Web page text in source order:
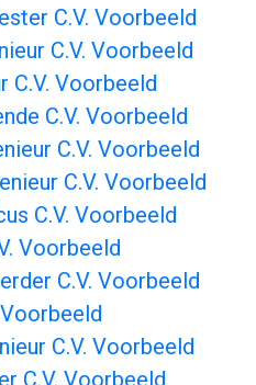
C.V. Voorbeeld
C.V. Voorbeeld
C.V. Voorbeeld
C.V. Voorbeeld
C.V. Voorbeeld
C.V. Voorbeeld
C.V. Voorbeeld
Voorbeeld
C.V. Voorbeeld
C.V. Voorbeeld
C.V. Voorbeeld